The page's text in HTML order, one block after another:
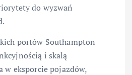
do wyzwań
portów Southampton
i skalą
w eksporcie pojazdów,